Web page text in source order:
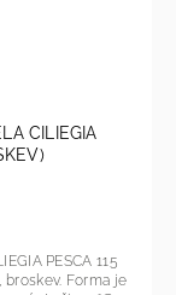
CILIEGIA
PESCA 115
Forma je